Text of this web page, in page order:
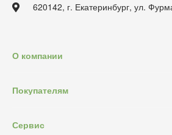
620142, г. Екатеринбург, ул.
О компании
Покупателям
Сервис